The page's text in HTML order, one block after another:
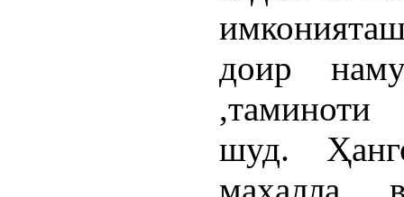
доир
шуд.
маҳалла